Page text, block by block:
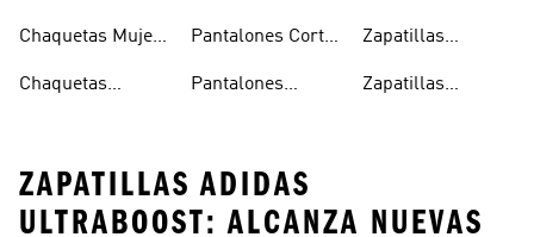
Chaquetas Mujer
Chaquetas
Pantalones Cortos
Pantalones
Zapatillas
Zapatillas
ZAPATILLAS ADIDAS
ULTRABOOST: ALCANZA NUEVAS